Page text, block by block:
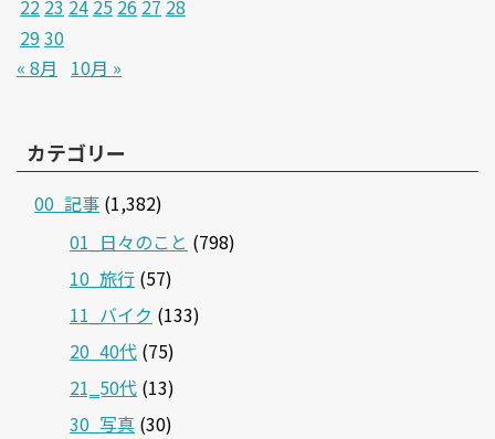
22 23 24 25 26 27 28
2930
« 8月
10月 »
カテゴリー
00_記事 (1,382)
01_日々のこと (798)
10_旅行 (57)
11_バイク (133)
20_40代 (75)
21‗50代 (13)
30_写真 (30)